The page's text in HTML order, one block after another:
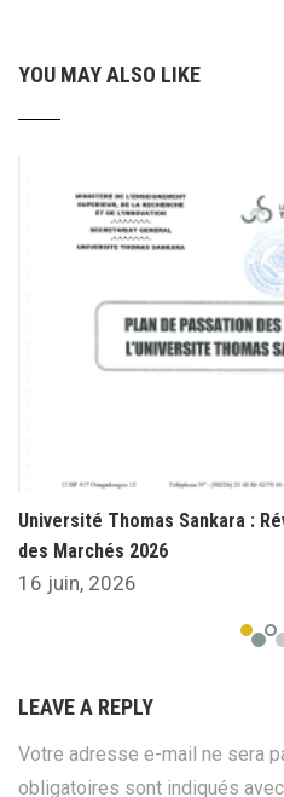
YOU MAY ALSO LIKE
Université Thomas Sankara :
des Marchés 2026
16 juin, 2026
LEAVE A REPLY
Votre adresse e-mail ne sera
obligatoires sont indiqués avec